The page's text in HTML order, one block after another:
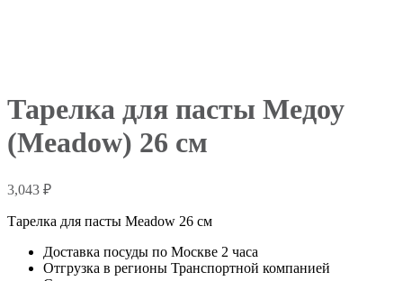
Тарелка для пасты Медоу
(Meadow) 26 см
3,043 ₽
Тарелка для пасты Meadow 26 см
Доставка посуды по Москве 2 часа
Отгрузка в регионы Транспортной компанией